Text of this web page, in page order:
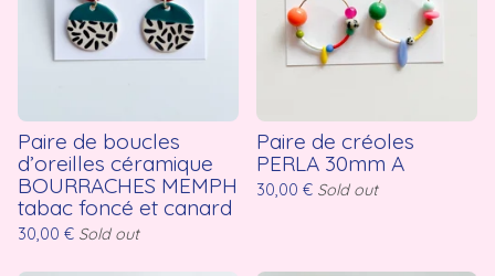
Paire de boucles
d’oreilles céramique
BOURRACHES MEMPH
tabac foncé et canard
30,00 € Sold out
Paire de créoles
PERLA 30mm A
30,00 € Sold out